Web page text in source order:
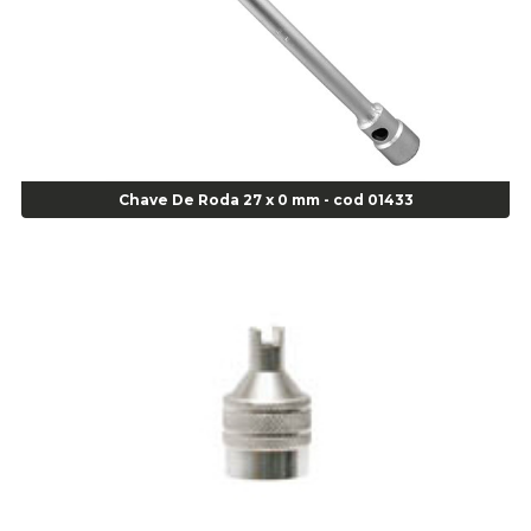
Agulha Escariadora Passeio - Cod 02978
Agulha Escariadora/ Alargadora Caminhão - COD. 02342
Agulha Inserto Pneu s/ câmara - Caminhão - Cod 01909
Agulha Inserto Pneu s/ câmara - Moto - cod 02973
Agulha para Aplicação Vipstem- Vipal - Cod 02558
Alicate Bico Reto para Anéis Internos - Cod 00892
Alicate Bico Reto Tipo Telefone - Cod 02911
Alicate Bomba D Água - Cod 01326
Alicate Corte Diagonal - Cod 02138
Chave De Roda 27 x 0 mm - cod 01433